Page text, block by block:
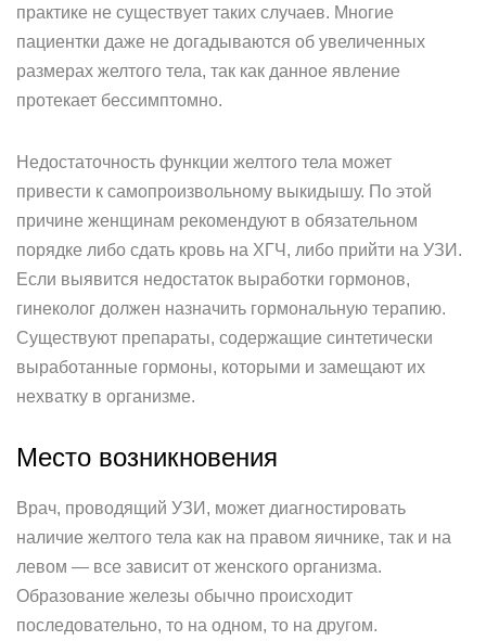
практике не существует таких случаев. Многие
пациентки даже не догадываются об увеличенных
размерах желтого тела, так как данное явление
протекает бессимптомно.
Недостаточность функции желтого тела может
привести к самопроизвольному выкидышу. По этой
причине женщинам рекомендуют в обязательном
порядке либо сдать кровь на ХГЧ, либо прийти на УЗИ.
Если выявится недостаток выработки гормонов,
гинеколог должен назначить гормональную терапию.
Существуют препараты, содержащие синтетически
выработанные гормоны, которыми и замещают их
нехватку в организме.
Место возникновения
Врач, проводящий УЗИ, может диагностировать
наличие желтого тела как на правом яичнике, так и на
левом — все зависит от женского организма.
Образование железы обычно происходит
последовательно, то на одном, то на другом.